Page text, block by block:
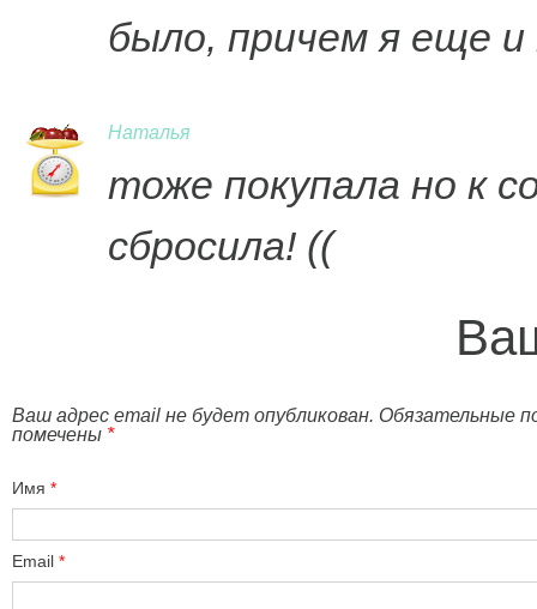
было, причем я еще
Наталья
тоже покупала но к
сбросила! ((
Ваш адрес email не будет опубликован. Обязательные
помечены *
Имя *
Email *